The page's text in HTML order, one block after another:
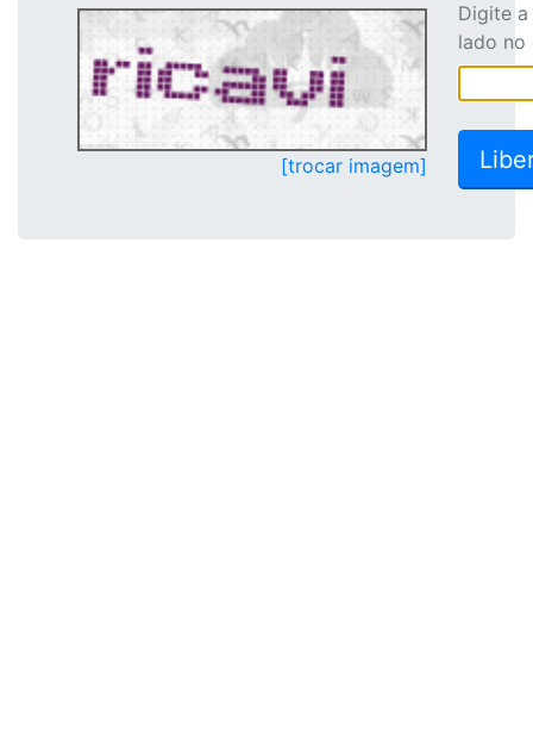
[trocar imagem]
Digite
lado no